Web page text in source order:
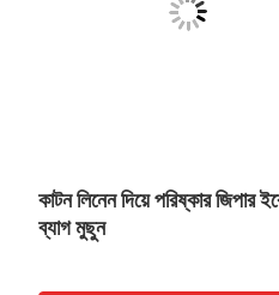
কাটন লিনেন দিয়ে পরিষ্কার জিপার
ব্যাগ মুছুন